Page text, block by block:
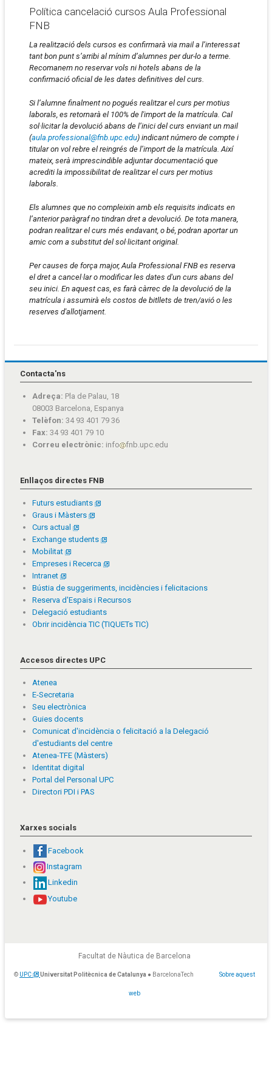
Política cancelació cursos Aula Professional
FNB
La realització dels cursos es confirmarà via mail a l’interessat
tant bon punt s’arribi al mínim d’alumnes per dur-lo a terme.
Recomanem no reservar vols ni hotels abans de la
confirmació oficial de les dates definitives del curs.
Si l’alumne finalment no pogués realitzar el curs per motius
laborals, es retornarà el 100% de l'import de la matrícula. Cal
sol·licitar la devolució abans de l’inici del curs enviant un mail
(aula.professional@fnb.upc.edu) indicant número de compte i
titular on vol rebre el reingrés de l’import de la matrícula. Així
mateix, serà imprescindible adjuntar documentació que
acrediti la impossibilitat de realitzar el curs per motius
laborals.
Els alumnes que no compleixin amb els requisits indicats en
l’anterior paràgraf no tindran dret a devolució. De tota manera,
podran realitzar el curs més endavant, o bé, podran aportar un
amic com a substitut del sol·licitant original.
Per causes de força major, Aula Professional FNB es reserva
el dret a cancel·lar o modificar les dates d'un curs abans del
seu inici. En aquest cas, es farà càrrec de la devolució de la
matrícula i assumirà els costos de bitllets de tren/avió o les
reserves d'allotjament.
Contacta'ns
Adreça: Pla de Palau, 18
08003 Barcelona, Espanya
Telèfon: 34 93 401 79 36
Fax: 34 93 401 79 10
Correu electrònic: info fnb.upc.edu
Enllaços directes FNB
Futurs estudiants
Graus i Màsters
Curs actual
Exchange students
Mobilitat
Empreses i Recerca
Intranet
Bústia de suggeriments, incidències i felicitacions
Reserva d'Espais i Recursos
Delegació estudiants
Obrir incidència TIC (TIQUETs TIC)
Accesos directes UPC
Atenea
E-Secretaria
Seu electrònica
Guies docents
Comunicat d'incidència o felicitació a la Delegació
d'estudiants del centre
Atenea-TFE (Màsters)
Identitat digital
Portal del Personal UPC
Directori PDI i PAS
Xarxes socials
Facebook
Instagram
Linkedin
Youtube
Facultat de Nàutica de Barcelona
© UPC Universitat Politècnica de Catalunya ● BarcelonaTech Sobre aquest
web